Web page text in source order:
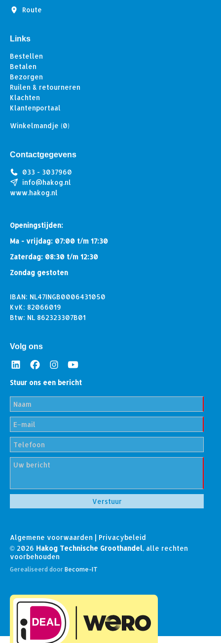
Route
Links
Bestellen
Betalen
Bezorgen
Ruilen & retourneren
Klachten
Klantenportaal
Winkelmandje (0)
Contactgegevens
033 - 3037960
info@hakog.nl
www.hakog.nl
Openingstijden:
Ma - vrijdag: 07:00 t/m 17:30
Zaterdag: 08:30 t/m 12:30
Zondag gestoten
IBAN: NL47INGB0006431050
KvK: 82066019
Btw: NL 862323307B01
Volg ons
Stuur ons een bericht
Algemene voorwaarden | Privacybeleid
© 2026 Hakog Technische Groothandel, alle rechten
voorbehouden
Gerealiseerd door Become-IT